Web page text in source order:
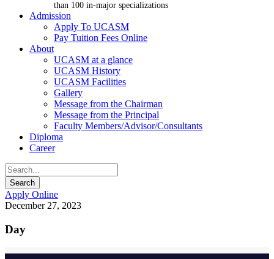
than 100 in-major specializations
Admission
Apply To UCASM
Pay Tuition Fees Online
About
UCASM at a glance
UCASM History
UCASM Facilities
Gallery
Message from the Chairman
Message from the Principal
Faculty Members/Advisor/Consultants
Diploma
Career
Apply Online
December 27, 2023
Day